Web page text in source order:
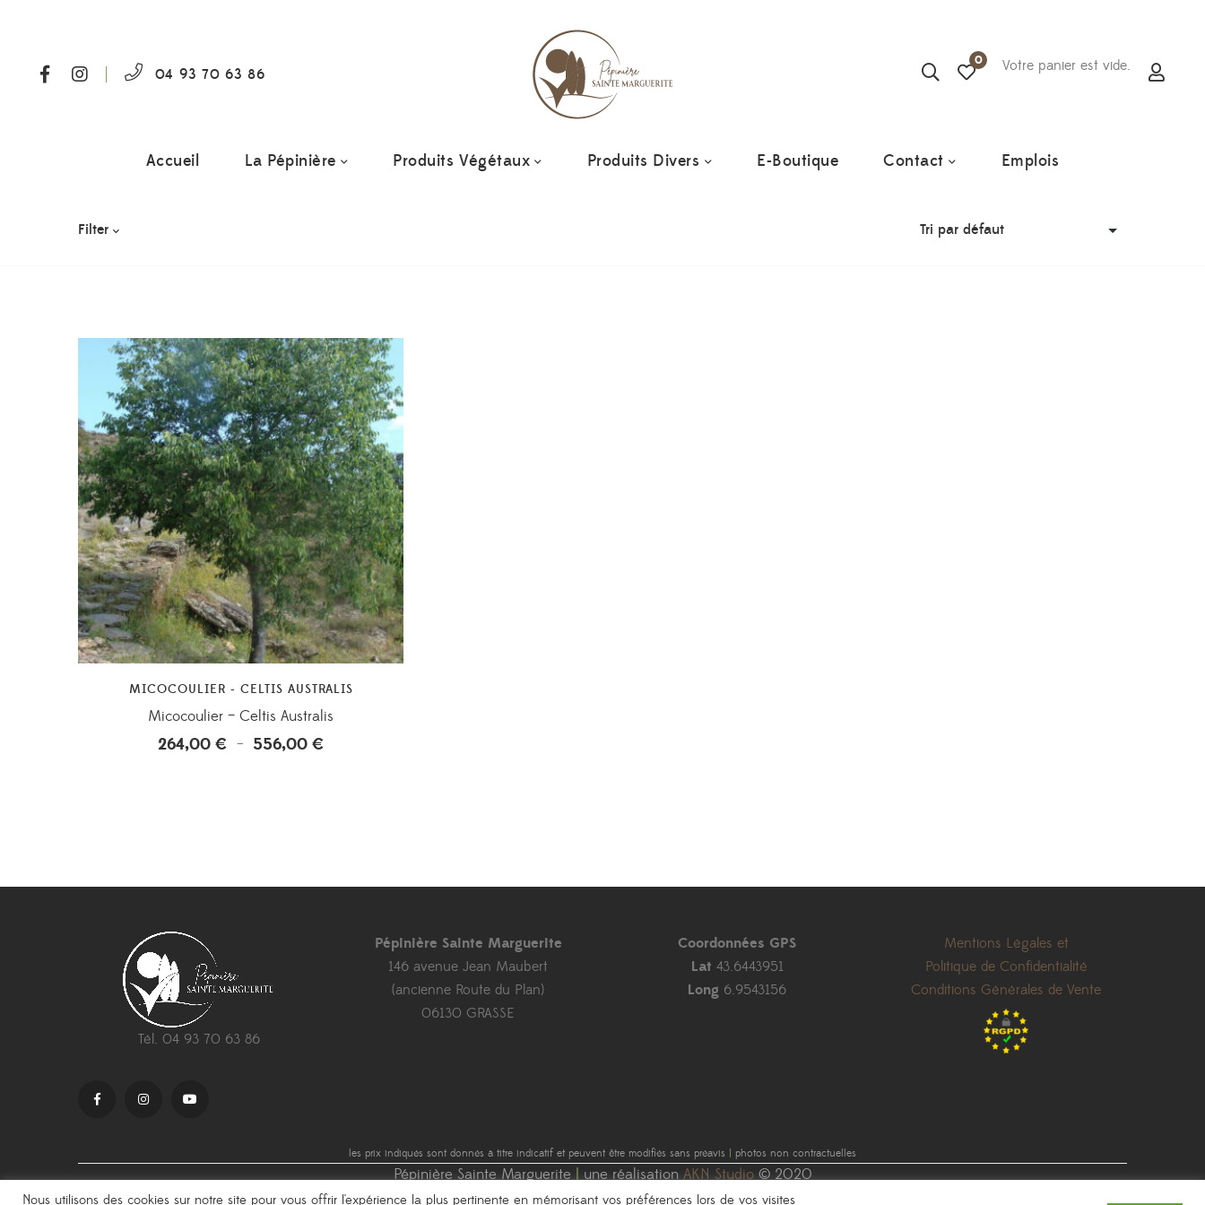
04 93 70 63 86
0 Votre panier est vide.
Accueil La Pépinière Produits Végétaux Produits Divers E-Boutique Contact Emplois
Filter
MICOCOULIER - CELTIS AUSTRALIS
Micocoulier – Celtis Australis
264,00 € – 556,00 €Plage
Tél. 04 93 70 63 86
Pépinière Sainte Marguerite
146 avenue Jean Maubert
(ancienne Route du Plan)
06130 GRASSE
Coordonnées GPS
Lat 43.6443951
Long 6.9543156
Mentions Légales et
Politique de Confidentialité
Conditions Générales de Vente
les prix indiqués sont donnés à titre indicatif et peuvent être modifiés sans préavis | photos non contractuelles
Pépinière Sainte Marguerite une réalisation AKN Studio© 2020
Nous utilisons des cookies sur notre site pour vous offrir l'expérience la plus pertinente en mémorisant vos préférences lors de vos visites